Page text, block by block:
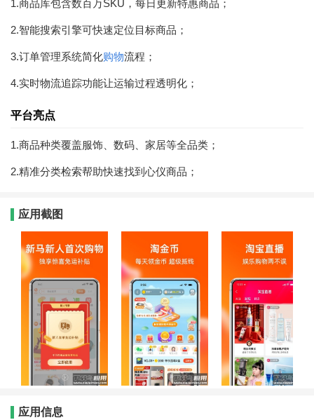
1.商品库包含数百万SKU，每日更新特惠商品；
2.智能搜索引擎可快速定位目标商品；
3.订单管理系统简化购物流程；
4.实时物流追踪功能让运输过程透明化；
平台亮点
1.商品种类覆盖服饰、数码、家居等全品类；
2.精准分类检索帮助快速找到心仪商品；
应用截图
应用信息